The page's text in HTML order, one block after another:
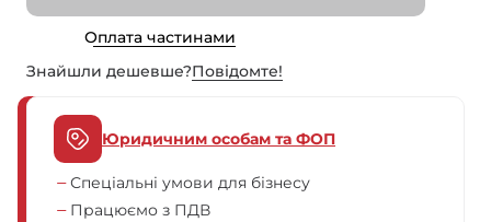
Оплата частинами
Знайшли дешевше?Повiдомте!
Юридичним особам та ФОП
Спеціальні умови для бізнесу
Працюємо з ПДВ